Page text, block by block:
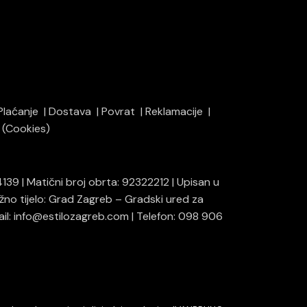
Dostava Povrat
Reklamacije
| Matični broj obrta: 92322212 | Upisan u
tijelo: Grad Zagreb – Gradski ured za
info@estilozagreb.com | Telefon: 098 906